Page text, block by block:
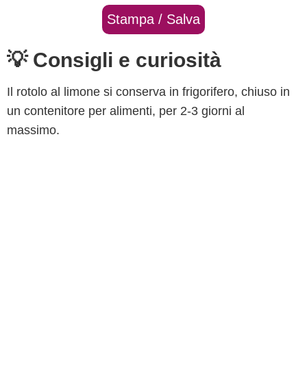
Stampa / Salva
💡 Consigli e curiosità
Il rotolo al limone si conserva in frigorifero, chiuso in
un contenitore per alimenti, per 2-3 giorni al
massimo.